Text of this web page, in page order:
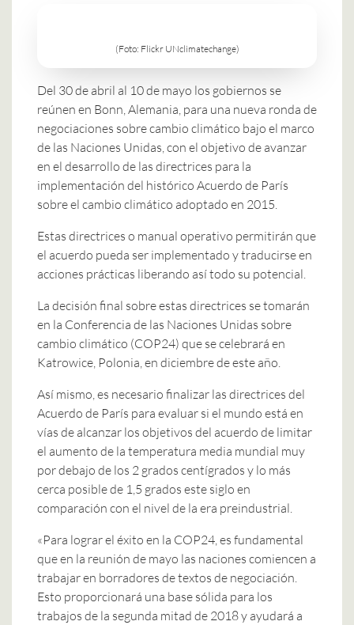
(Foto: Flickr UNclimatechange)
Del 30 de abril al 10 de mayo los gobiernos se
reúnen en Bonn, Alemania, para una nueva ronda de
negociaciones sobre cambio climático bajo el marco
de las Naciones Unidas, con el objetivo de avanzar
en el desarrollo de las directrices para la
implementación del histórico Acuerdo de París
sobre el cambio climático adoptado en 2015.
Estas directrices o manual operativo permitirán que
el acuerdo pueda ser implementado y traducirse en
acciones prácticas liberando así todo su potencial.
La decisión final sobre estas directrices se tomarán
en la Conferencia de las Naciones Unidas sobre
cambio climático (COP24) que se celebrará en
Katrowice, Polonia, en diciembre de este año.
Así mismo, es necesario finalizar las directrices del
Acuerdo de París para evaluar si el mundo está en
vías de alcanzar los objetivos del acuerdo de limitar
el aumento de la temperatura media mundial muy
por debajo de los 2 grados centígrados y lo más
cerca posible de 1,5 grados este siglo en
comparación con el nivel de la era preindustrial.
«Para lograr el éxito en la COP24, es fundamental
que en la reunión de mayo las naciones comiencen a
trabajar en borradores de textos de negociación.
Esto proporcionará una base sólida para los
trabajos de la segunda mitad de 2018 y ayudará a